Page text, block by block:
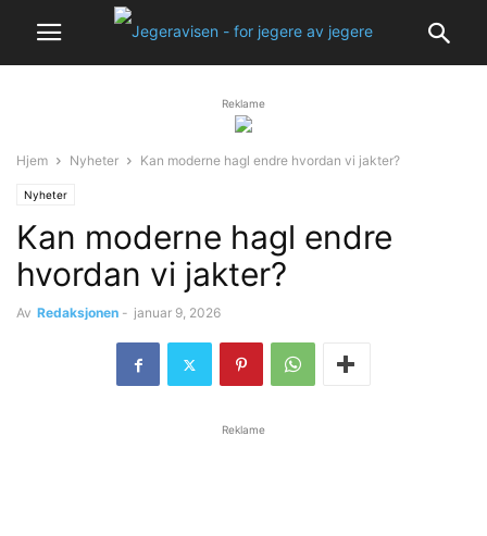
Reklame
Hjem Nyheter Kan moderne hagl endre hvordan vi jakter?
Nyheter
Kan moderne hagl endre
hvordan vi jakter?
Av Redaksjonen - januar 9, 2026
Reklame